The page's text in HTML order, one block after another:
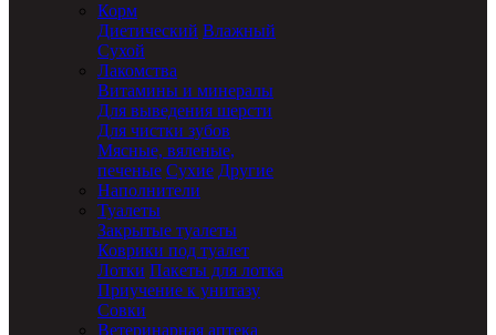
Корм
Диетический Влажный
Сухой
Лакомства
Витамины и минералы
Для выведения шерсти
Для чистки зубов
Мясные, вяленые,
печеные Сухие Другие
Наполнители
Туалеты
Закрытые туалеты
Коврики под туалет
Лотки Пакеты для лотка
Приучение к унитазу
Совки
Ветеринарная аптека